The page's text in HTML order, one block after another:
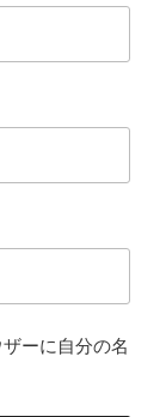
ーに自分の名